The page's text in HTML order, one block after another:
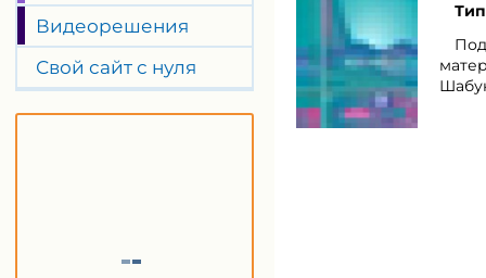
Видеорешения
Свой сайт с нуля